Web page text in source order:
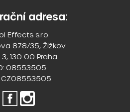
adresa:
Effects s.r.o
878/35, Žižkov
3, 130 00 Praha
08553505
CZ08553505